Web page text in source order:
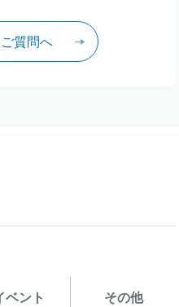
質問へ
ベント その他